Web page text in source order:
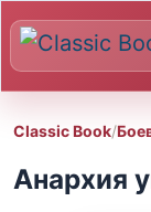
Classic Book/
Анархия